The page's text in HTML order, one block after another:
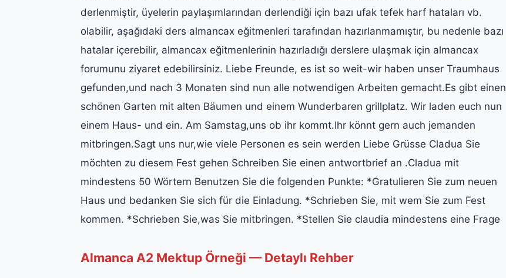
derlenmiştir, üyelerin paylaşımlarından derlendiği için bazı ufak tefek harf hataları vb.
olabilir, aşağıdaki ders almancax eğitmenleri tarafından hazırlanmamıştır, bu nedenle bazı
hatalar içerebilir, almancax eğitmenlerinin hazırladığı derslere ulaşmak için almancax
forumunu ziyaret edebilirsiniz. Liebe Freunde, es ist so weit-wir haben unser Traumhaus
gefunden,und nach 3 Monaten sind nun alle notwendigen Arbeiten gemacht.Es gibt einen
schönen Garten mit alten Bäumen und einem Wunderbaren grillplatz. Wir laden euch nun
einem Haus- und ein. Am Samstag,uns ob ihr kommt.Ihr könnt gern auch jemanden
mitbringen.Sagt uns nur,wie viele Personen es sein werden Liebe Grüsse Cladua Sie
möchten zu diesem Fest gehen Schreiben Sie einen antwortbrief an .Cladua mit
mindestens 50 Wörtern Benutzen Sie die folgenden Punkte: *Gratulieren Sie zum neuen
Haus und bedanken Sie sich für die Einladung. *Schrieben Sie, mit wem Sie zum Fest
kommen. *Schrieben Sie,was Sie mitbringen. *Stellen Sie claudia mindestens eine Frage
Almanca A2 Mektup Örneği — Detaylı Rehber